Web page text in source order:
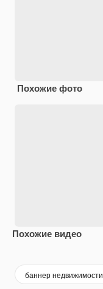
Похожие фото
Похожие видео
баннер недвижимости